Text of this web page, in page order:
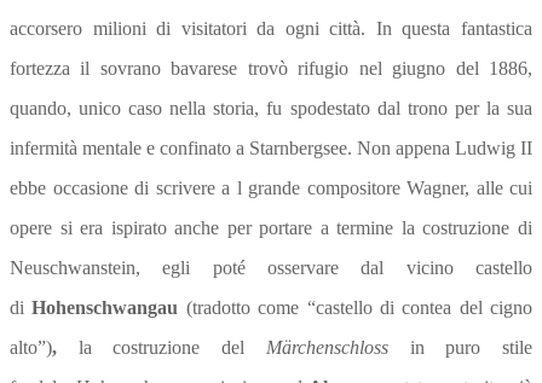
accorsero milioni di visitatori da ogni città. In questa fantastica
fortezza il sovrano bavarese trovò rifugio nel giugno del 1886,
quando, unico caso nella storia, fu spodestato dal trono per la sua
infermità mentale e confinato a Starnbergsee. Non appena Ludwig II
ebbe occasione di scrivere a l grande compositore Wagner, alle cui
opere si era ispirato anche per portare a termine la costruzione di
Neuschwanstein, egli poté osservare dal vicino castello
diHohenschwangau (tradotto come “castello di contea del cigno
alto”), la costruzione del Märchenschlossin puro stile